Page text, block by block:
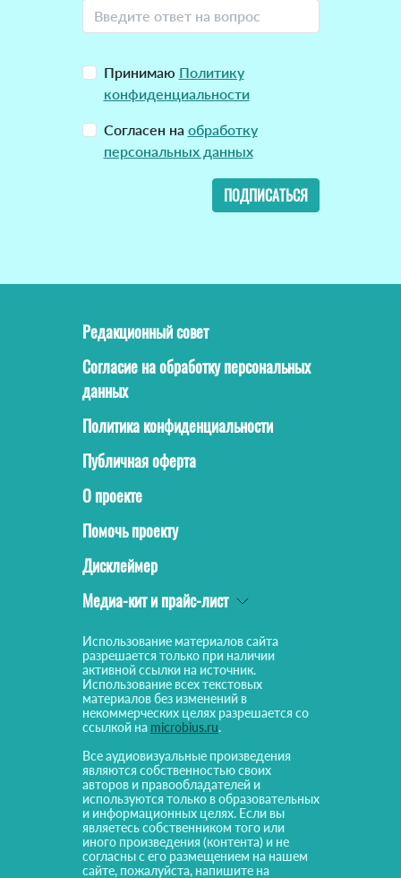
Принимаю Политику
конфиденциальности
Согласен на обработку
персональных данных
ПОДПИСАТЬСЯ
Редакционный совет
Согласие на обработку персональных
данных
Политика конфиденциальности
Публичная оферта
О проекте
Помочь проекту
Дисклеймер
Медиа-кит и прайс-лист
Использование материалов сайта
разрешается только при наличии
активной ссылки на источник.
Использование всех текстовых
материалов без изменений в
некоммерческих целях разрешается со
ссылкой на microbius.ru.
Все аудиовизуальные произведения
являются собственностью своих
авторов и правообладателей и
используются только в образовательных
и информационных целях. Если вы
являетесь собственником того или
иного произведения (контента) и не
согласны с его размещением на нашем
сайте, пожалуйста, напишите на